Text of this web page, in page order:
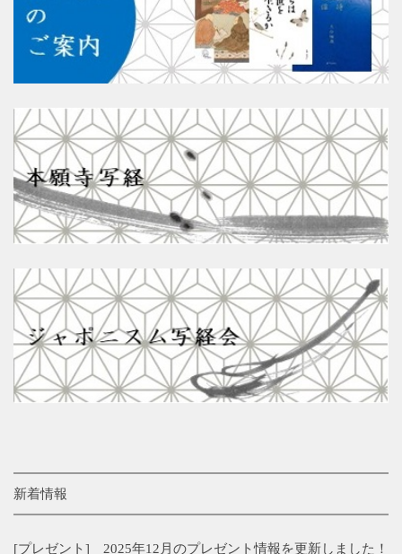
新着情報
[プレゼント] 2025年12月のプレゼント情報を更新しました！